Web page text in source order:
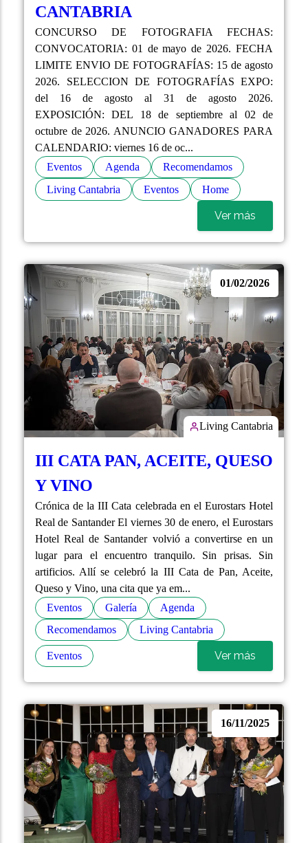
CANTABRIA
CONCURSO DE FOTOGRAFIA FECHAS:
CONVOCATORIA: 01 de mayo de 2026. FECHA
LIMITE ENVIO DE FOTOGRAFÍAS: 15 de agosto
2026. SELECCION DE FOTOGRAFÍAS EXPO:
del 16 de agosto al 31 de agosto 2026.
EXPOSICIÓN: DEL 18 de septiembre al 02 de
octubre de 2026. ANUNCIO GANADORES PARA
CALENDARIO: viernes 16 de oc...
Eventos
Agenda
Recomendamos
Living Cantabria
Eventos Home
Ver más
01/02/2026
Living Cantabria
III CATA PAN, ACEITE, QUESO
Y VINO
Crónica de la III Cata celebrada en el Eurostars Hotel
Real de Santander El viernes 30 de enero, el Eurostars
Hotel Real de Santander volvió a convertirse en un
lugar para el encuentro tranquilo. Sin prisas. Sin
artificios. Allí se celebró la III Cata de Pan, Aceite,
Queso y Vino, una cita que ya em...
Eventos
Galería
Agenda
Recomendamos
Living Cantabria
Eventos Ver más
16/11/2025